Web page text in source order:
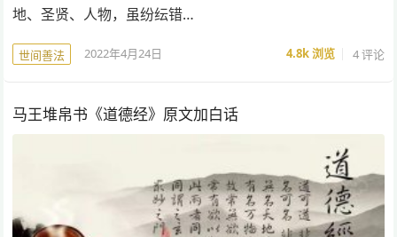
地、圣贤、人物，虽纷纭错…
世间善法 2022年4月24日 4.8k浏览 4 评论
马王堆帛书《道德经》原文加白话